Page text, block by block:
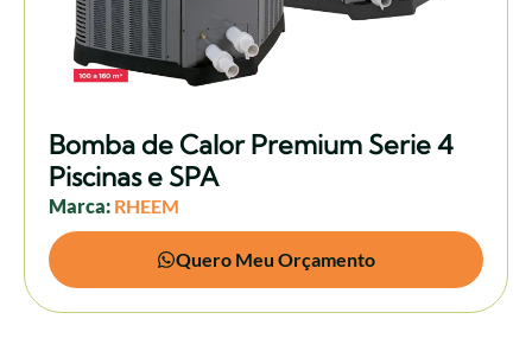
Bomba de Calor Premium Serie 4
Piscinas e SPA
Marca: RHEEM
Quero Meu Orçamento